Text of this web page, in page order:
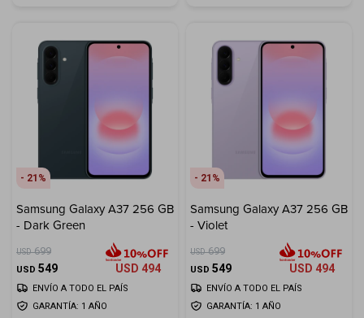
21
Samsung Galaxy A37 256 GB
- Dark Green
USD 699
USD 549 USD 494
GARANTÍA: 1 AÑO
ENVÍO A TODO EL PAÍS
21
Samsung Galaxy A37 256 GB
- Violet
USD 699
USD 549 USD 494
GARANTÍA: 1 AÑO
ENVÍO A TODO EL PAÍS